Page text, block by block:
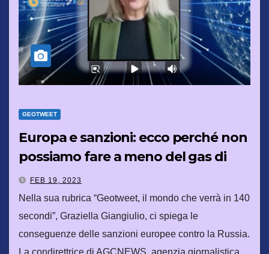
GEOTWEET
Europa e sanzioni: ecco perché non
possiamo fare a meno del gas di
Putin
FEB 19, 2023
Nella sua rubrica “Geotweet, il mondo che verrà in 140
secondi”, Graziella Giangiulio, ci spiega le
conseguenze delle sanzioni europee contro la Russia.
La condirettrice di AGCNEWS, agenzia giornalistica